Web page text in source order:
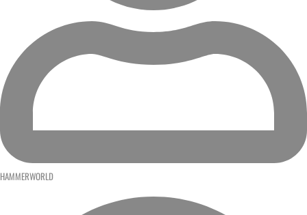
HAMMERWORLD